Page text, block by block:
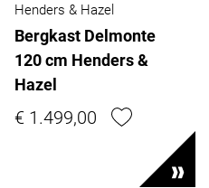
Henders & Hazel
Bergkast Delmonte
120 cm Henders &
Hazel
€ 1.499,00